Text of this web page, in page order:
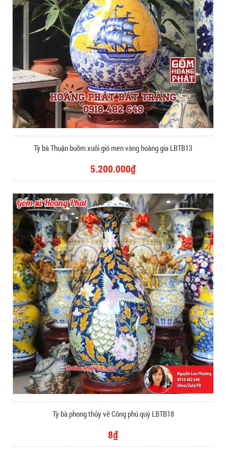
Tỳ bà Thuận buồm xuôi gió men vàng hoàng gia LBTB13
5.200.000₫
Tỳ bà phong thủy vẽ Công phú quý LBTB18
8₫